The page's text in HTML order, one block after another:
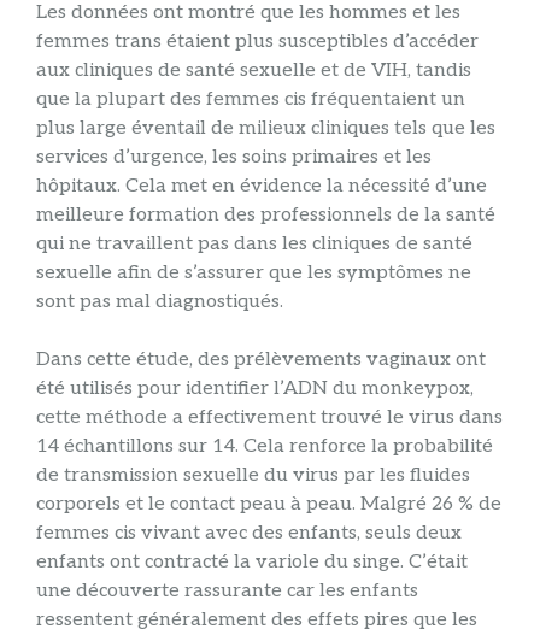
Les données ont montré que les hommes et les
femmes trans étaient plus susceptibles d’accéder
aux cliniques de santé sexuelle et de VIH, tandis
que la plupart des femmes cis fréquentaient un
plus large éventail de milieux cliniques tels que les
services d’urgence, les soins primaires et les
hôpitaux. Cela met en évidence la nécessité d’une
meilleure formation des professionnels de la santé
qui ne travaillent pas dans les cliniques de santé
sexuelle afin de s’assurer que les symptômes ne
sont pas mal diagnostiqués.
Dans cette étude, des prélèvements vaginaux ont
été utilisés pour identifier l’ADN du monkeypox,
cette méthode a effectivement trouvé le virus dans
14 échantillons sur 14. Cela renforce la probabilité
de transmission sexuelle du virus par les fluides
corporels et le contact peau à peau. Malgré 26 % de
femmes cis vivant avec des enfants, seuls deux
enfants ont contracté la variole du singe. C’était
une découverte rassurante car les enfants
ressentent généralement des effets pires que les